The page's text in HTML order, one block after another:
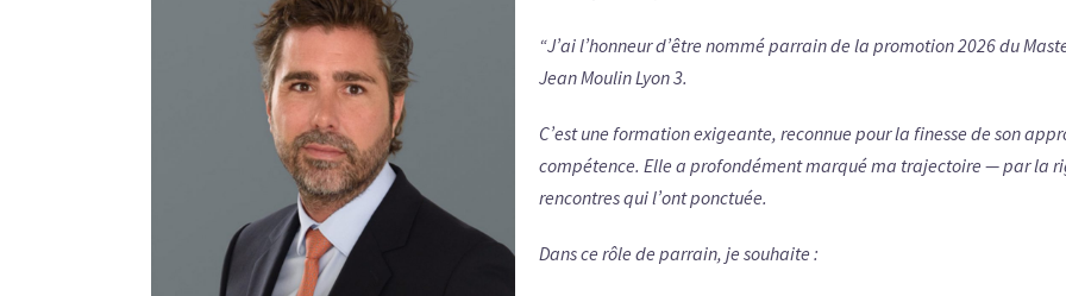
“J’ai l’honneur d’être nommé parrain de la promotion 2026 du
Jean Moulin Lyon 3.
C’est une formation exigeante, reconnue pour la finesse de son
compétence. Elle a profondément marqué ma trajectoire — par la
rencontres qui l’ont ponctuée.
Dans ce rôle de parrain, je souhaite :